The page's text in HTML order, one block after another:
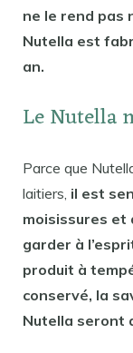
ne le rend pas
Nutella est
an.
Le Nutella
Parce que
laitiers, il est
moisissures et
garder à
produit à
conservé, la
Nutella seront